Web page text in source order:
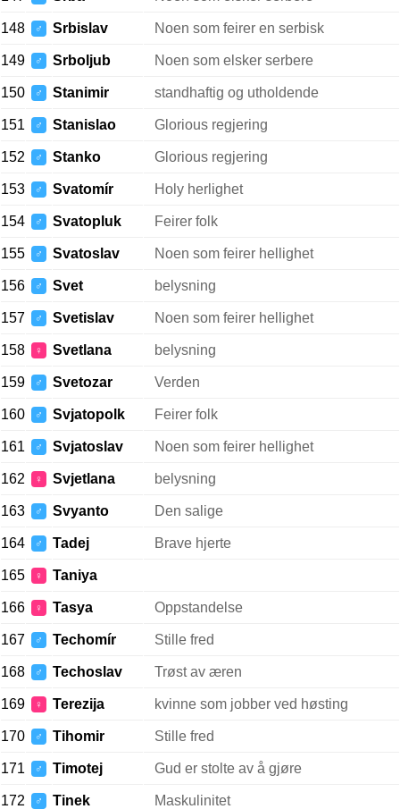
148 ♂ Srbislav Noen som feirer en serbisk
149 ♂ Srboljub Noen som elsker serbere
150 ♂ Stanimir standhaftig og utholdende
151 ♂ Stanislao Glorious regjering
152 ♂ Stanko Glorious regjering
153 ♂ Svatomír Holy herlighet
154 ♂ Svatopluk Feirer folk
155 ♂ Svatoslav Noen som feirer hellighet
156 ♂ Svet belysning
157 ♂ Svetislav Noen som feirer hellighet
158 ♀ Svetlana belysning
159 ♂ Svetozar Verden
160 ♂ Svjatopolk Feirer folk
161 ♂ Svjatoslav Noen som feirer hellighet
162 ♀ Svjetlana belysning
163 ♂ Svyanto Den salige
164 ♂ Tadej Brave hjerte
165 ♀ Taniya
166 ♀ Tasya Oppstandelse
167 ♂ Techomír Stille fred
168 ♂ Techoslav Trøst av æren
169 ♀ Terezija kvinne som jobber ved høsting
170 ♂ Tihomir Stille fred
171 ♂ Timotej Gud er stolte av å gjøre
172 ♂ Tinek Maskulinitet